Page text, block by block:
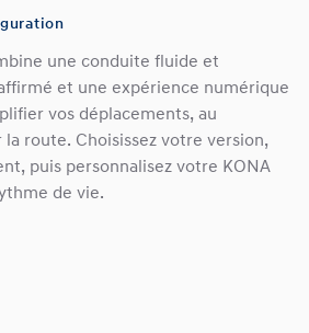
une conduite fluide et
et une expérience numérique
vos déplacements, au
route. Choisissez votre version,
puis personnalisez votre KONA
de vie.